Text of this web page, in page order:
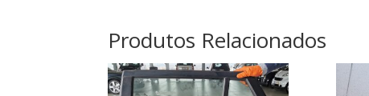
Produtos Relacionados